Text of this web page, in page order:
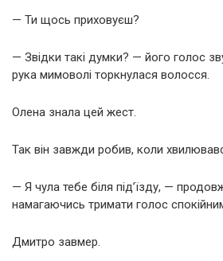
— Ти щось приховуєш?
— Звідки такі думки? — його голос
рука мимоволі торкнулася волосся.
Олена знала цей жест.
Так він завжди робив, коли
— Я чула тебе біля під’їзду, —
намагаючись тримати голос
Дмитро завмер.